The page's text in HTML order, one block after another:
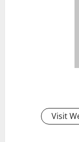
Visit